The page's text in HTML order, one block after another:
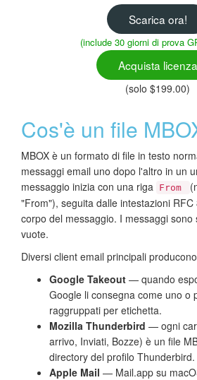
Scarica ora!
(include 30 giorni di prova
Acquista licenza
(solo $199.00)
Cos'è un file
MBOX è un formato di file in testo
messaggi email uno dopo l'altro in un
messaggio inizia con una riga From
"From"), seguita dalle intestazioni
corpo del messaggio. I messaggi
vuote.
Diversi client email principali
Google Takeout — quando
Google li consegna come uno o
raggruppati per etichetta.
Mozilla Thunderbird — ogni
arrivo, Inviati, Bozze) è un file
directory del profilo Thunderbird.
Apple Mail — Mail.app su